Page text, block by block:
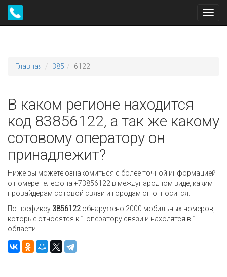
Главная 385 6122
В каком регионе находится
код 83856122, а так же какому
сотовому оператору он
принадлежит?
Ниже вы можете ознакомиться с более точной информацией
о номере телефона +73856122 в международном виде, каким
провайдерам сотовой связи и городам он относится.
По префиксу 3856122 обнаружено 2000 мобильных номеров,
которые относятся к 1 оператору связи и находятся в 1
области.